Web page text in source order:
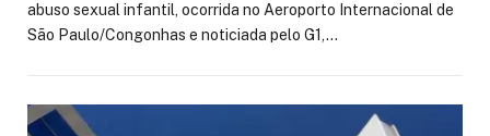
abuso sexual infantil, ocorrida no Aeroporto Internacional de
São Paulo/Congonhas e noticiada pelo G1,…